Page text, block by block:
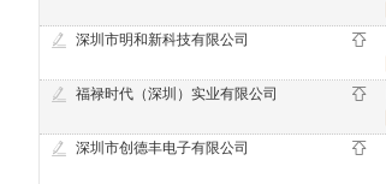
深圳市明和新科技有限公司
福禄时代（深圳）实业有限公司
深圳市创德丰电子有限公司